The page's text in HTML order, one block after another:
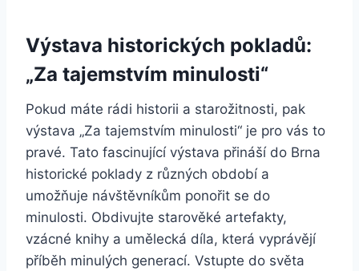
Výstava historických pokladů:
„Za tajemstvím minulosti“
Pokud máte rádi historii a starožitnosti, pak
výstava „Za tajemstvím minulosti“ je pro vás to
pravé. Tato fascinující výstava přináší do Brna
historické poklady z různých období a
umožňuje návštěvníkům ponořit se do
minulosti. Obdivujte starověké artefakty,
vzácné knihy a umělecká díla, která vyprávějí
příběh minulých generací. Vstupte do světa